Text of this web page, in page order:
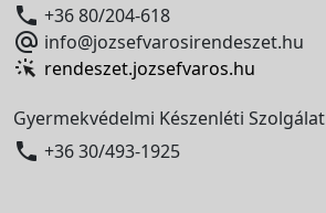
 +36 80/204-618
 info@jozsefvarosirendeszet.hu
rendeszet.jozsefvaros.hu
Gyermekvédelmi Készenléti Szolgálat
 +36 30/493-1925